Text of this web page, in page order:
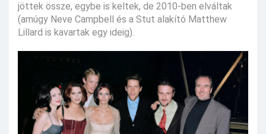
jöttek össze, egybe is keltek, de 2010-ben elváltak
(amúgy Neve Campbell és a Stut alakító Matthew
Lillard is kavartak egy ideig).